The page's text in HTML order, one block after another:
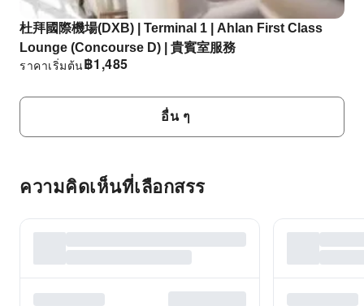
杜拜國際機場(DXB) | Terminal 1 | Ahlan First Class
Lounge (Concourse D) | 貴賓室服務
฿1,485
ราคาเริ่มต้น
อื่น ๆ
ความคิดเห็นที่เลือกสรร